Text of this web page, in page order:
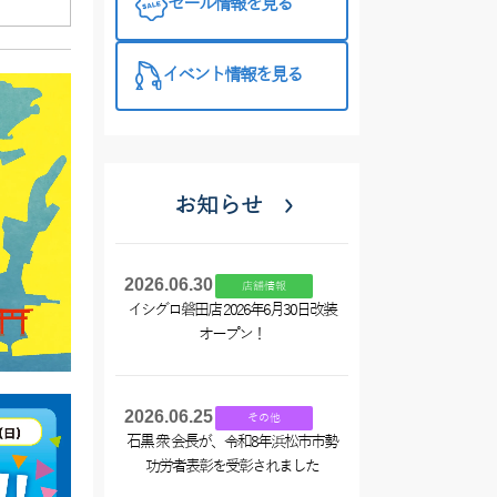
セール情報を見る
イベント情報を見る
お知らせ
2026.06.30 店舗情報
イシグロ磐田店 2026年6月30日改装
オープン！
2026.06.25 その他
石黒 衆 会長が、令和8年浜松市市勢
功労者表彰を受彰されました